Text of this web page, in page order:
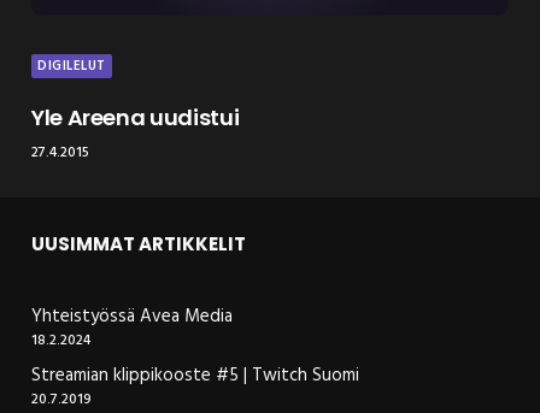
DIGILELUT
Yle Areena uudistui
27.4.2015
UUSIMMAT ARTIKKELIT
Yhteistyössä Avea Media
18.2.2024
Streamian klippikooste #5 | Twitch Suomi
20.7.2019